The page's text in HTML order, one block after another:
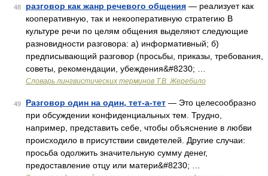
48 разговор как жанр речевого общения — реализует как
кооперативную, так и некооперативную стратегию В
культуре речи по целям общения выделяют следующие
разновидности разговора: а) информативный; б)
предписывающий разговор (просьбы, приказы, требования,
советы, рекомендации, убеждения&#8230; …
Словарь лингвистических терминов Т.В. Жеребило
49 Разговор один на один, тет-а-тет — Это целесообразно
при обсуждении конфиденциальных тем. Трудно,
например, представить себе, чтобы объяснение в любви
происходило в присутствии свидетелей. Другие случаи:
просьба одолжить значительную сумму денег,
предоставление отцу или матери&#8230; …